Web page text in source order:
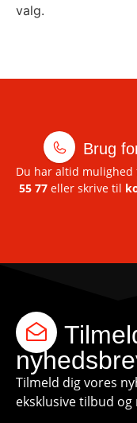
valg.
Brug
Du har altid mulighed
55 77 eller skrive til
Tilmeld dig vores
eksklusive tilbud og